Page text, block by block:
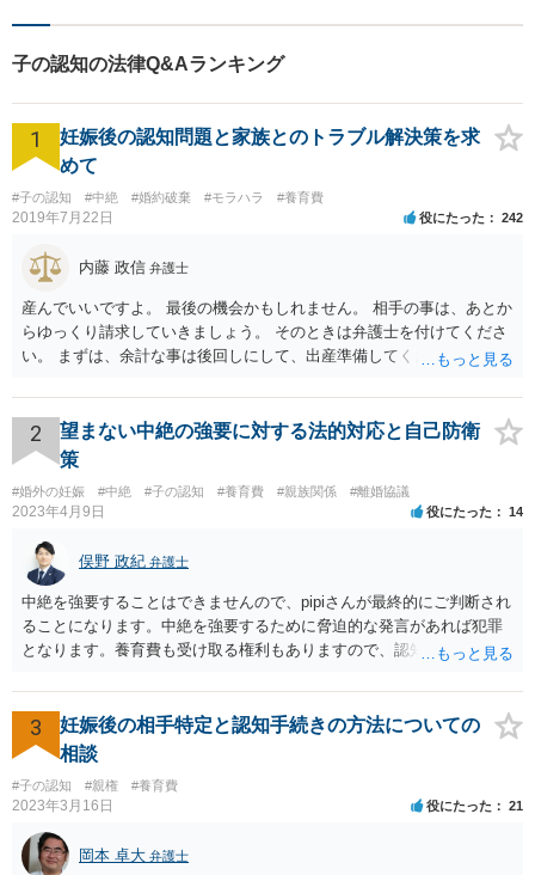
トナー」として、お客さまに
寄り添いますので、お気軽に
ご相談ください。
子の認知の法律Q&Aランキング
1
妊娠後の認知問題と家族とのトラブル解決策を求
めて
#子の認知 #中絶 #婚約破棄 #モラハラ #養育費
2019年7月22日 役にたった 242
内藤 政信 弁護士
産んでいいですよ。 最後の機会かもしれません。 相手の事は、あとか
らゆっくり請求していきましょう。 そのときは弁護士を付けてくださ
い。 まずは、余計な事は後回しにして、出産準備してください。
2
望まない中絶の強要に対する法的対応と自己防衛
策
#婚外の妊娠 #中絶 #子の認知 #養育費 #親族関係 #離婚協議
2023年4月9日 役にたった 14
俣野 政紀 弁護士
中絶を強要することはできませんので、pipiさんが最終的にご判断され
ることになります。中絶を強要するために脅迫的な発言があれば犯罪
となります。養育費も受け取る権利もありますので、認知等につきお
勧めします。
3
妊娠後の相手特定と認知手続きの方法についての
相談
#子の認知 #親権 #養育費
2023年3月16日 役にたった 21
岡本 卓大 弁護士